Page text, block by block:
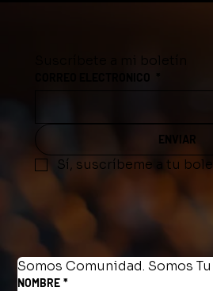
Suscríbete a mi boletín
CORREO ELECTRONICO
ENVIAR
Sí, suscríbeme a tu
Somos Comunidad. Somos Tu
NOMBRE *